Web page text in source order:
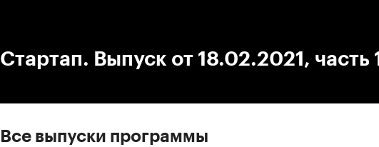
Стартап. Выпуск от 18.02.2021, часть 1
Все выпуски программы